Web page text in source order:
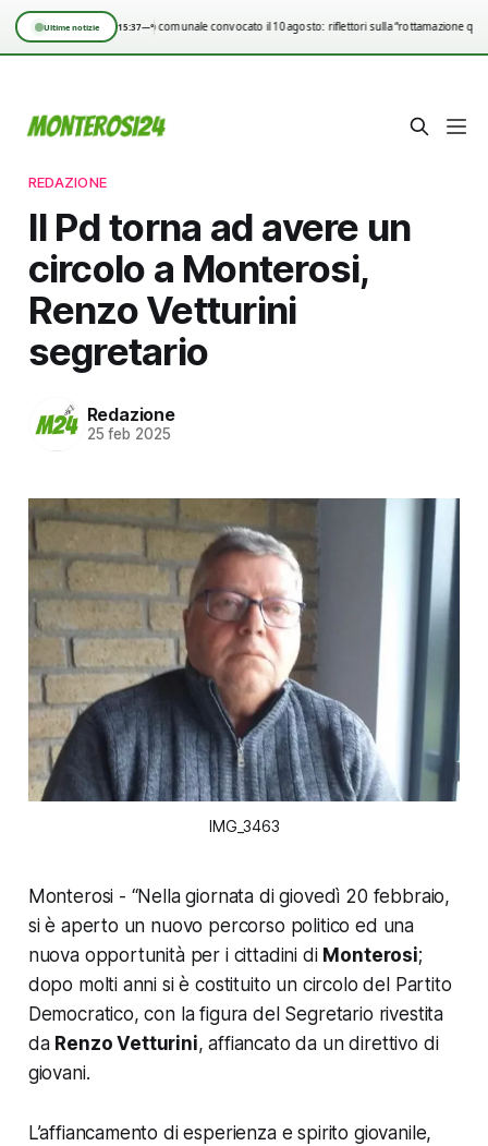
Ultime notizie 15:37—°
Consiglio comunale convocato il 10 agosto: riflettori sulla “rottamazione
REDAZIONE
Il Pd torna ad avere un
circolo a Monterosi,
Renzo Vetturini
segretario
Redazione
25 feb 2025
IMG_3463
Monterosi - “Nella giornata di giovedì 20 febbraio,
si è aperto un nuovo percorso politico ed una
nuova opportunità per i cittadini di Monterosi;
dopo molti anni si è costituito un circolo del Partito
Democratico, con la figura del Segretario rivestita
da Renzo Vetturini, affiancato da un direttivo di
giovani.
L’affiancamento di esperienza e spirito giovanile,